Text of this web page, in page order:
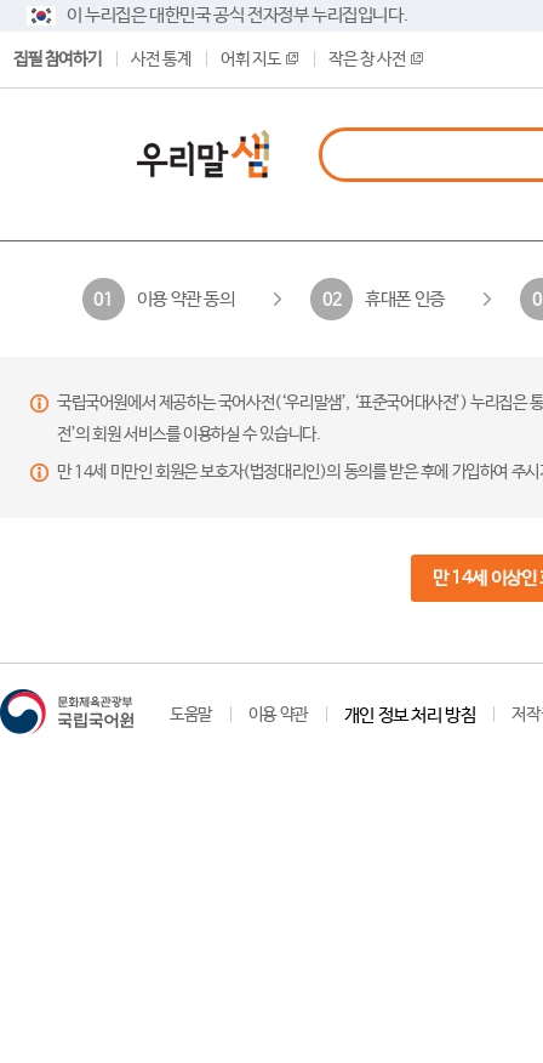
이 누리집은 대한민국 공식 전자정부 누리집입니다.
집필 참여하기 사전 통계 어휘 지도 작은 창 사전
01 이용 약관 동의 02 휴대폰 인증
국립국어원에서 제공하는 국어사전(‘우리말샘’, ‘표준국어대사전’) 누리집
전’의 회원 서비스를 이용하실 수 있습니다.
만 14세 미만인 회원은 보호자(법정대리인)의 동의를 받은 후에 가입하여 주
만 14세 이상인
도움말 이용 약관 개인 정보 처리 방침 저